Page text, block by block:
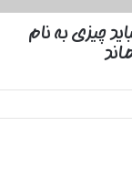
چیزی به نام